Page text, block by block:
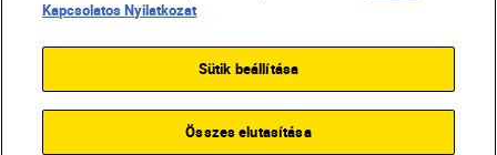
© 2026 Nikon
SKIP
Kapcsolatos Nyilatkozat
Sütik beállítása
Összes elutasítása